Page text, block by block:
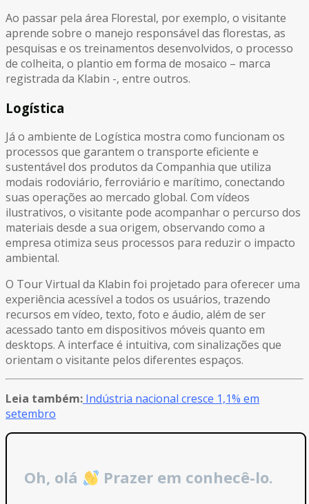
Ao passar pela área Florestal, por exemplo, o visitante
aprende sobre o manejo responsável das florestas, as
pesquisas e os treinamentos desenvolvidos, o processo
de colheita, o plantio em forma de mosaico – marca
registrada da Klabin -, entre outros.
Logística
Já o ambiente de Logística mostra como funcionam os
processos que garantem o transporte eficiente e
sustentável dos produtos da Companhia que utiliza
modais rodoviário, ferroviário e marítimo, conectando
suas operações ao mercado global. Com vídeos
ilustrativos, o visitante pode acompanhar o percurso dos
materiais desde a sua origem, observando como a
empresa otimiza seus processos para reduzir o impacto
ambiental.
O Tour Virtual da Klabin foi projetado para oferecer uma
experiência acessível a todos os usuários, trazendo
recursos em vídeo, texto, foto e áudio, além de ser
acessado tanto em dispositivos móveis quanto em
desktops. A interface é intuitiva, com sinalizações que
orientam o visitante pelos diferentes espaços.
Leia também: Indústria nacional cresce 1,1% em
setembro
Oh, olá Prazer em conhecê-lo.